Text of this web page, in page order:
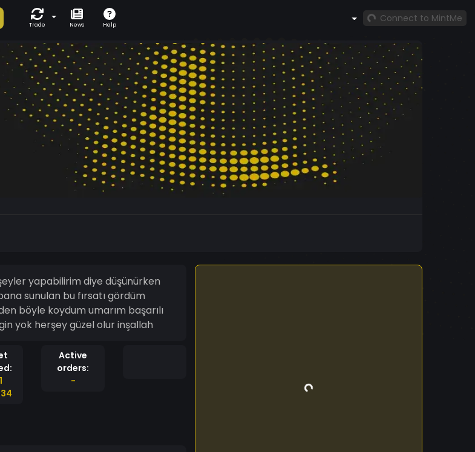
Trade News Help
Connect to MintMe
yapabilirim diye düşünürken
sunulan bu fırsatı gördüm
yok herşey güzel olur inşallah
Active
orders:
-